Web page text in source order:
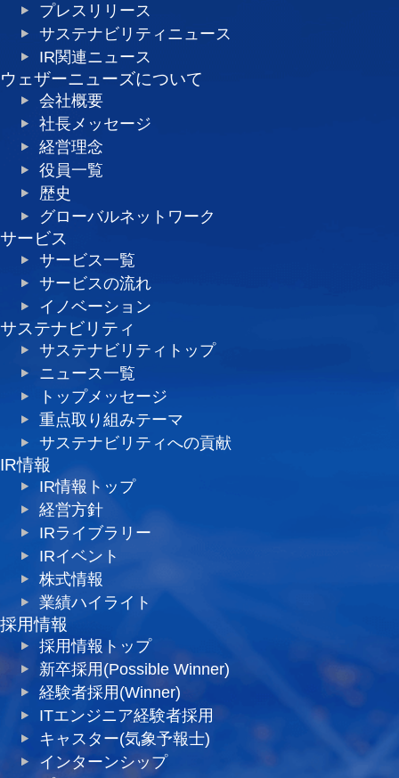
プレスリリース
サステナビリティニュース
IR関連ニュース
ウェザーニューズについて
会社概要
社長メッセージ
経営理念
役員一覧
歴史
グローバルネットワーク
サービス
サービス一覧
サービスの流れ
イノベーション
サステナビリティ
サステナビリティトップ
ニュース一覧
トップメッセージ
重点取り組みテーマ
サステナビリティへの貢献
IR情報
IR情報トップ
経営方針
IRライブラリー
IRイベント
株式情報
業績ハイライト
採用情報
採用情報トップ
新卒採用(Possible Winner)
経験者採用(Winner)
ITエンジニア経験者採用
キャスター(気象予報士)
インターンシップ